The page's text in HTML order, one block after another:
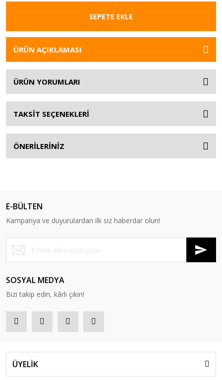
SEPETE EKLE
ÜRÜN AÇIKLAMASI
ÜRÜN YORUMLARI
TAKSİT SEÇENEKLERİ
ÖNERİLERİNİZ
E-BÜLTEN
Kampanya ve duyurulardan ilk siz haberdar olun!
SOSYAL MEDYA
Bizi takip edin, kârlı çıkın!
ÜYELİK